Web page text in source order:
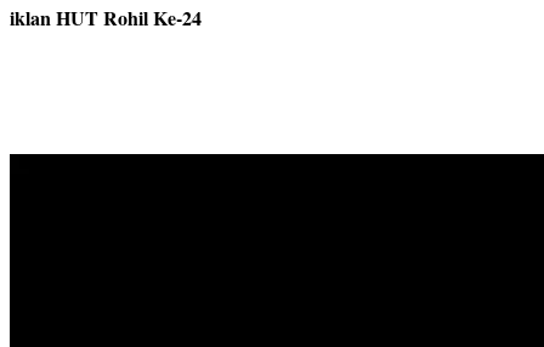
iklan HUT Rohil Ke-24